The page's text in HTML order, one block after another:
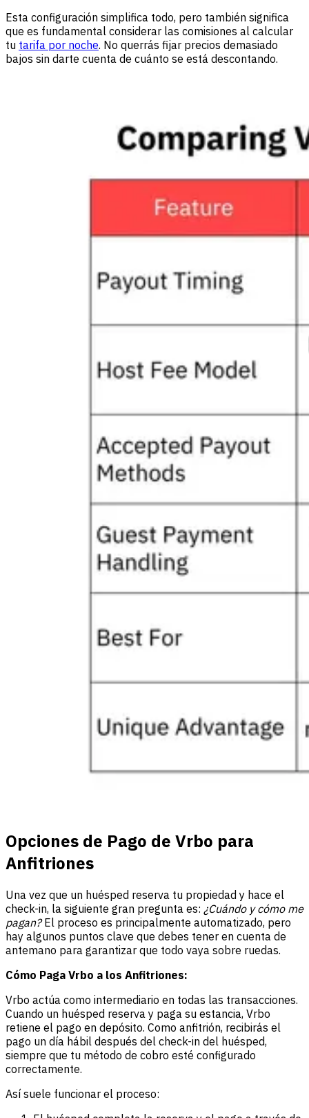
Esta configuración simplifica todo, pero también significa
que es fundamental considerar las comisiones al calcular
tu tarifa por noche. No querrás fijar precios demasiado
bajos sin darte cuenta de cuánto se está descontando.
Opciones de Pago de Vrbo para
Anfitriones
Una vez que un huésped reserva tu propiedad y hace el
check-in, la siguiente gran pregunta es: ¿Cuándo y cómo me
pagan?El proceso es principalmente automatizado, pero
hay algunos puntos clave que debes tener en cuenta de
antemano para garantizar que todo vaya sobre ruedas.
Cómo Paga Vrbo a los Anfitriones:
Vrbo actúa como intermediario en todas las transacciones.
Cuando un huésped reserva y paga su estancia, Vrbo
retiene el pago en depósito. Como anfitrión, recibirás el
pago un día hábil después del check-in del huésped,
siempre que tu método de cobro esté configurado
correctamente.
Así suele funcionar el proceso: